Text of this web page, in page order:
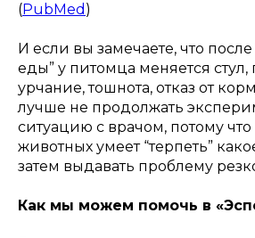
(PubMed )
И если вы замечаете, что
еды” у питомца меняется стул,
урчание, тошнота, отказ от
лучше не продолжать
ситуацию с врачом, потому
животных умеет “терпеть”
затем выдавать проблему
Как мы можем помочь в